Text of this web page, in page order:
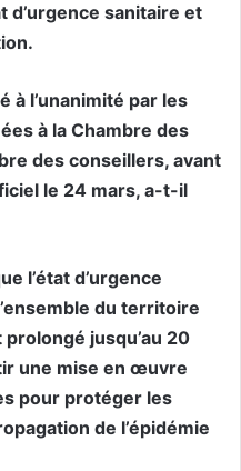
d’urgence sanitaire et
à l’unanimité par les
à la Chambre des
des conseillers, avant
le 24 mars, a-t-il
l’état d’urgence
du territoire
prolongé jusqu’au 20
une mise en œuvre
pour protéger les
de l’épidémie